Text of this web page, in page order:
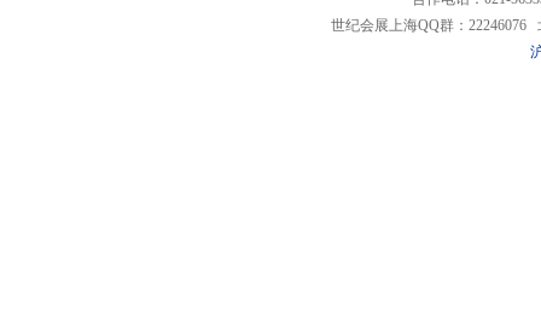
世纪会展上海QQ群：22246076